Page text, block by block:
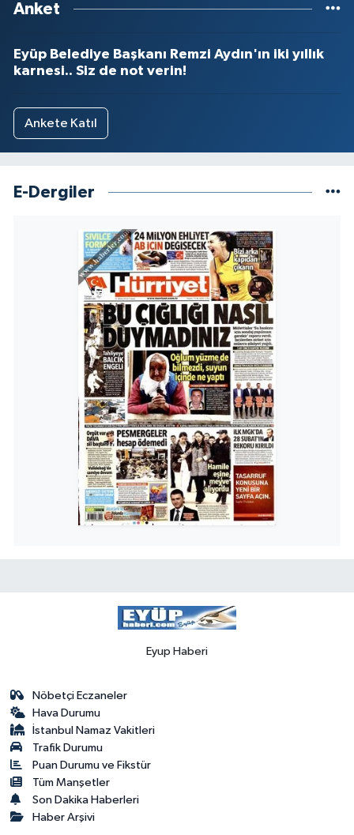
Anket
Eyüp Belediye Başkanı Remzi Aydın'ın iki yıllık
karnesi.. Siz de not verin!
Ankete Katıl
E-Dergiler
Eyup Haberi
Nöbetçi Eczaneler
Hava Durumu
İstanbul Namaz Vakitleri
Trafik Durumu
Puan Durumu ve Fikstür
Tüm Manşetler
Son Dakika Haberleri
Haber Arşivi